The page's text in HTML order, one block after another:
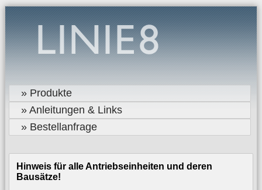
» Produkte
» Anleitungen & Links
» Bestellanfrage
Hinweis für alle Antriebseinheiten und deren
Bausätze!